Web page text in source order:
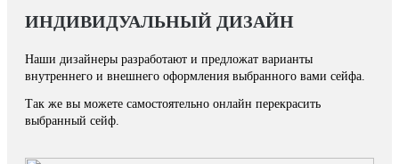
ИНДИВИДУАЛЬНЫЙ ДИЗАЙН
Наши дизайнеры разработают и предложат варианты
внутреннего и внешнего оформления выбранного вами сейфа.
Так же вы можете самостоятельно онлайн перекрасить
выбранный сейф.